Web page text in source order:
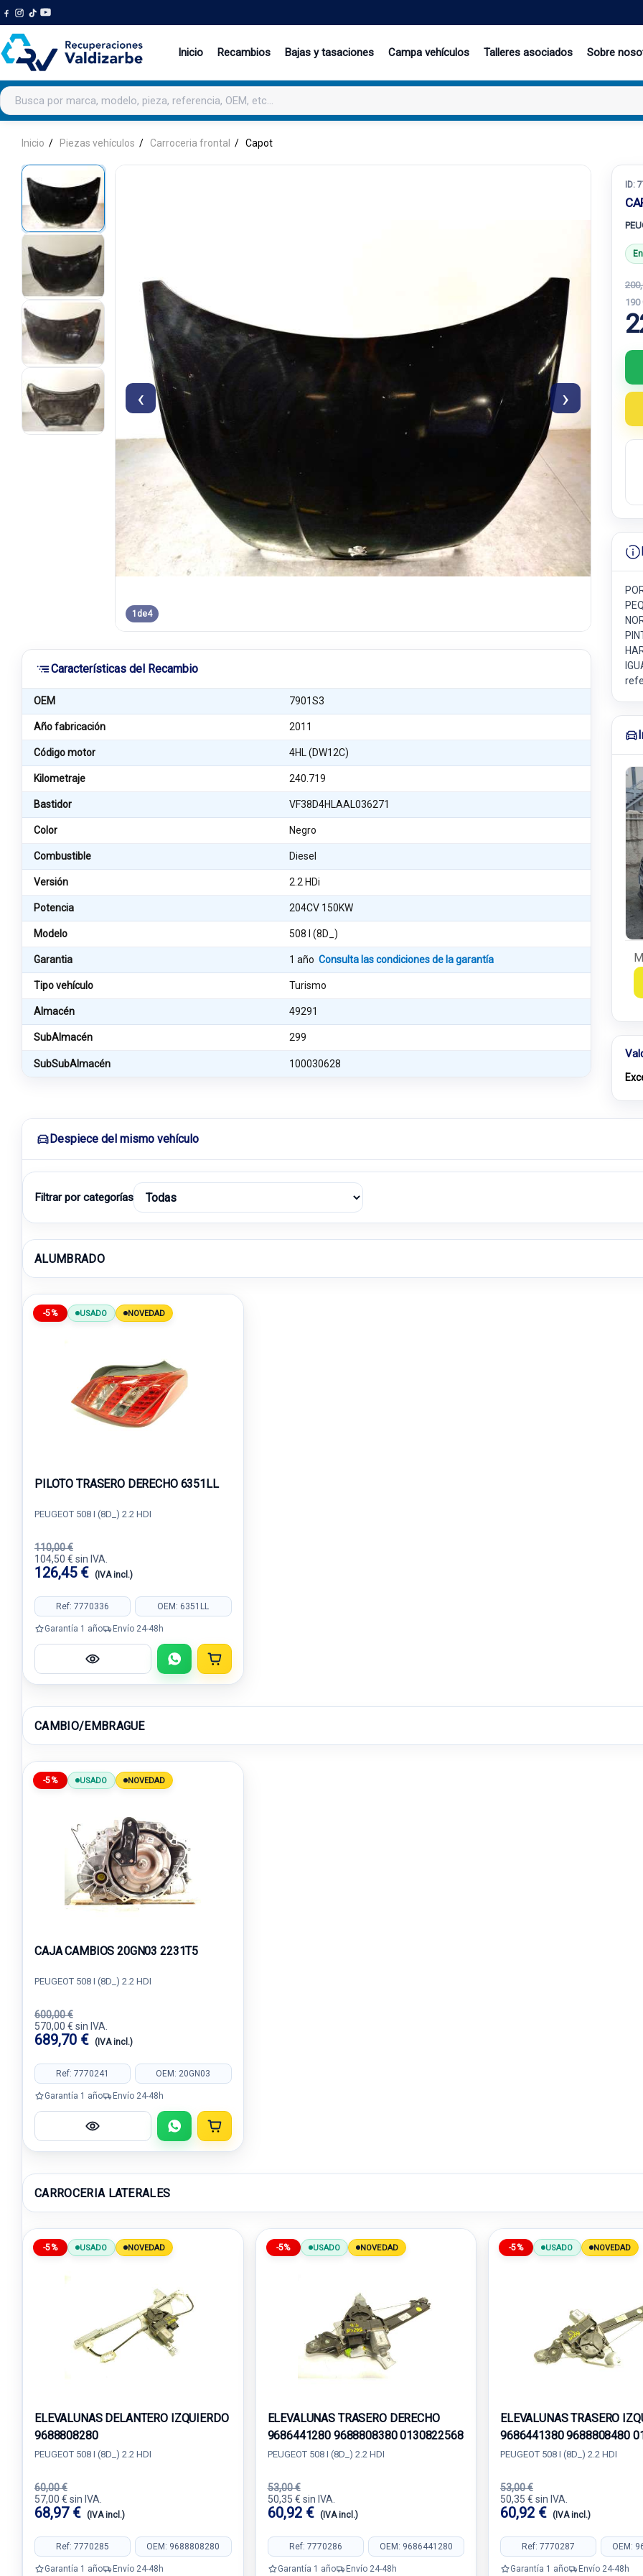
Inicio Recambios Bajas y tasaciones Campa vehículos Talleres asociados Sobre
Buscar productos
Inicio Piezas vehículos Carroceria frontal Capot
‹ ›
1 de4
Características del Recambio
OEM 7901S3
Año fabricación 2011
Código motor 4HL (DW12C)
Kilometraje 240.719
Bastidor VF38D4HLAAL036271
Color Negro
Combustible Diesel
Versión 2.2 HDi
Potencia 204CV 150KW
Modelo 508 I (8D_)
Garantia 1 añoConsulta las condiciones de la garantía
Tipo vehículo Turismo
Almacén 49291
SubAlmacén 299
SubSubAlmacén 100030628
ID:
Despiece del mismo vehículo
Filtrar por categorías
ALUMBRADO
-5% USADO NOVEDAD
PILOTO TRASERO DERECHO 6351LL
PEUGEOT 508 I (8D_) 2.2 HDI
110,00 €
104,50 € sin IVA.
126,45 € (IVA incl.)
Ref: 7770336 OEM: 6351LL
Garantía 1 año Envío 24-48h
CAMBIO/EMBRAGUE
-5% USADO NOVEDAD
CAJA CAMBIOS 20GN03 2231T5
PEUGEOT 508 I (8D_) 2.2 HDI
600,00 €
570,00 € sin IVA.
689,70 € (IVA incl.)
Ref: 7770241 OEM: 20GN03
Garantía 1 año Envío 24-48h
CARROCERIA LATERALES
-5% USADO NOVEDAD
ELEVALUNAS DELANTERO IZQUIERDO
9688808280
PEUGEOT 508 I (8D_) 2.2 HDI
60,00 €
57,00 € sin IVA.
68,97 € (IVA incl.)
Ref: 7770285 OEM: 9688808280
Garantía 1 año Envío 24-48h
-5% USADO NOVEDAD
ELEVALUNAS TRASERO DERECHO
9686441280 9688808380 0130822568
PEUGEOT 508 I (8D_) 2.2 HDI
53,00 €
50,35 € sin IVA.
60,92 € (IVA incl.)
Ref: 7770286 OEM: 9686441280
Garantía 1 año Envío 24-48h
-5% USADO NOVEDAD
ELEVALUNAS TRASERO
9686441380 9688808480
PEUGEOT 508 I (8D_) 2.2 HDI
53,00 €
50,35 € sin IVA.
60,92 € (IVA incl.)
Ref: 7770287 OEM:
Garantía 1 año Envío 24-48h